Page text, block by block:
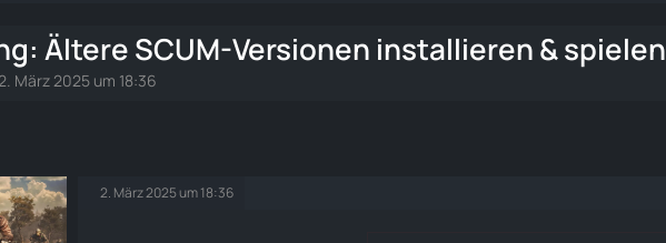
Ältere SCUM-Versionen installieren & spielen
März 2025 um 18:36
2. März 2025 um 18:36